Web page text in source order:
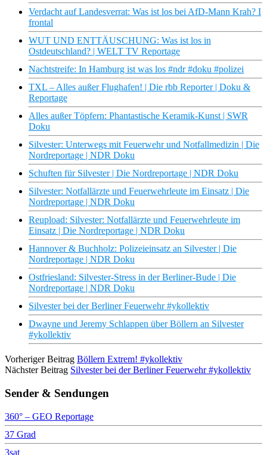
Verdacht auf Landesverrat: Was ist los bei AfD-Mann Krah? I
frontal
WUT UND ENTTÄUSCHUNG: Was ist los in
Ostdeutschland? | WELT TV Reportage
Nachtstreife: In Hamburg ist was los #ndr #doku #polizei
TXL – Alles außer Flughafen! | Die rbb Reporter | Doku &
Reportage
Alles außer Töpfern: Phantastische Keramik-Kunst | SWR
Doku
Silvester: Unterwegs mit Feuerwehr und Notfallmedizin | Die
Nordreportage | NDR Doku
Schuften für Silvester | Die Nordreportage | NDR Doku
Silvester: Notfallärzte und Feuerwehrleute im Einsatz | Die
Nordreportage | NDR Doku
Reupload: Silvester: Notfallärzte und Feuerwehrleute im
Einsatz | Die Nordreportage | NDR Doku
Hannover & Buchholz: Polizeieinsatz an Silvester | Die
Nordreportage | NDR Doku
Ostfriesland: Silvester-Stress in der Berliner-Bude | Die
Nordreportage | NDR Doku
Silvester bei der Berliner Feuerwehr #ykollektiv
Dwayne und Jeremy Schlappen über Böllern an Silvester
#ykollektiv
Vorheriger Beitrag Böllern Extrem! #ykollektiv
Nächster Beitrag Silvester bei der Berliner Feuerwehr #ykollektiv
Sender & Sendungen
360° – GEO Reportage
37 Grad
3sat